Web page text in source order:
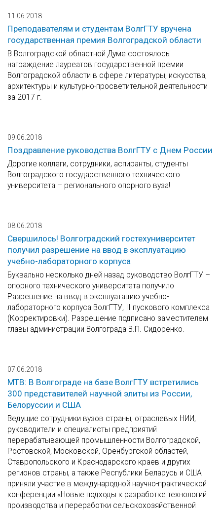
11.06.2018
Преподавателям и студентам ВолгГТУ вручена
государственная премия Волгоградской области
В Волгоградской областной Думе состоялось
награждение лауреатов государственной премии
Волгоградской области в сфере литературы, искусства,
архитектуры и культурно-просветительной деятельности
за 2017 г.
09.06.2018
Поздравление руководства ВолгГТУ с Днем России
Дорогие коллеги, сотрудники, аспиранты, студенты
Волгоградского государственного технического
университета – регионального опорного вуза!
08.06.2018
Свершилось! Волгоградский гостехуниверситет
получил разрешение на ввод в эксплуатацию
учебно-лабораторного корпуса
Буквально несколько дней назад руководство ВолгГТУ –
опорного технического университета получило
Разрешение на ввод в эксплуатацию учебно-
лабораторного корпуса ВолгГТУ, II пускового комплекса
(Корректировки). Разрешение подписано заместителем
главы администрации Волгограда В.П. Сидоренко.
07.06.2018
МТВ: В Волгограде на базе ВолгГТУ встретились
300 представителей научной элиты из России,
Белоруссии и США
Ведущие сотрудники вузов страны, отраслевых НИИ,
руководители и специалисты предприятий
перерабатывающей промышленности Волгоградской,
Ростовской, Московской, Оренбургской областей,
Ставропольского и Краснодарского краев и других
регионов страны, а также Республики Беларусь и США
приняли участие в международной научно-практической
конференции «Новые подходы к разработке технологий
производства и переработки сельскохозяйственной